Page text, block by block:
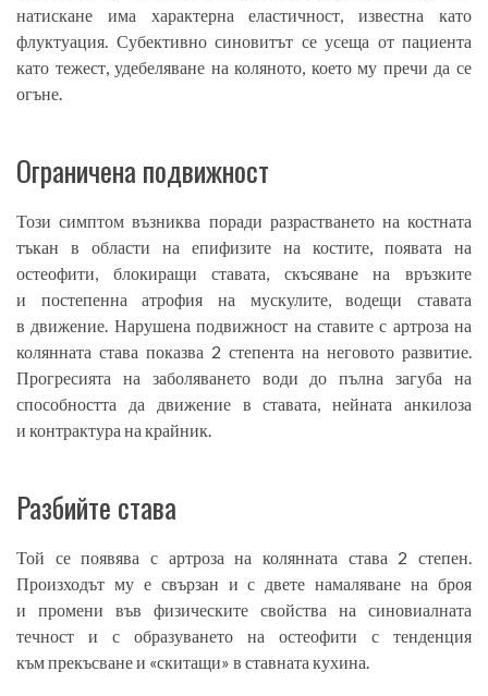
натискане има характерна еластичност, известна като
флуктуация. Субективно синовитът се усеща от пациента
като тежест, удебеляване на коляното, което му пречи да се
огъне.
Ограничена подвижност
Този симптом възниква поради разрастването на костната
тъкан в области на епифизите на костите, появата на
остеофити, блокиращи ставата, скъсяване на връзките
и постепенна атрофия на мускулите, водещи ставата
в движение. Нарушена подвижност на ставите с артроза на
колянната става показва 2 степента на неговото развитие.
Прогресията на заболяването води до пълна загуба на
способността да движение в ставата, нейната анкилоза
и контрактура на крайник.
Разбийте става
Той се появява с артроза на колянната става 2 степен.
Произходът му е свързан и с двете намаляване на броя
и промени във физическите свойства на синовиалната
течност и с образуването на остеофити с тенденция
към прекъсване и «скитащи» в ставната кухина.